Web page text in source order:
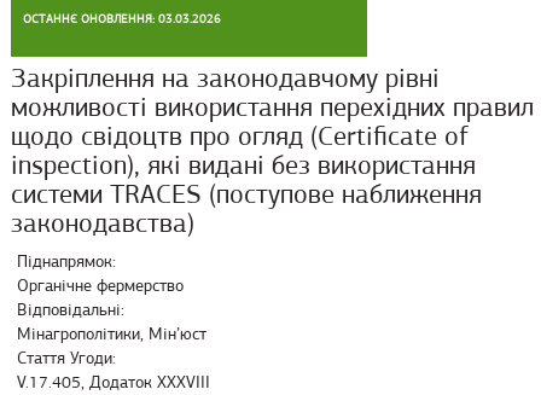
ОСТАННЄ ОНОВЛЕННЯ: 03.03.2026
Закріплення на законодавчому рівні
можливості використання перехідних правил
щодо свідоцтв про огляд (Certificate of
inspection), які видані без використання
системи TRACES (поступове наближення
законодавства)
Піднапрямок:
Органічне фермерство
Відповідальні:
Мінагрополітики, Мін’юст
Стаття Угоди:
V.17.405, Додаток XXXVIII